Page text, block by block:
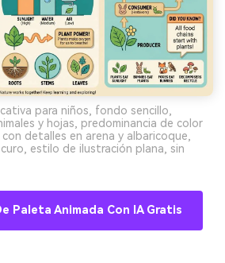
para niños, fondo sencillo,
y hojas, predominancia de color
detalles en arena y albaricoque,
estilo de ilustración plana, sin
Paleta Animada Con IA Gratis